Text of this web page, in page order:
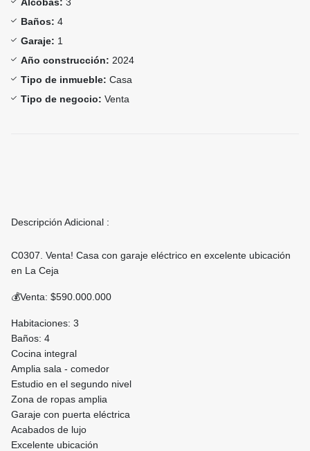
Baños: 4
Garaje: 1
Año construcción: 2024
Tipo de inmueble: Casa
Tipo de negocio: Venta
Descripción Adicional :
C0307. Venta! Casa con garaje eléctrico en excelente ubicación
en La Ceja
💰Venta: $590.000.000
Habitaciones: 3
Baños: 4
Cocina integral
Amplia sala - comedor
Estudio en el segundo nivel
Zona de ropas amplia
Garaje con puerta eléctrica
Acabados de lujo
Excelente ubicación